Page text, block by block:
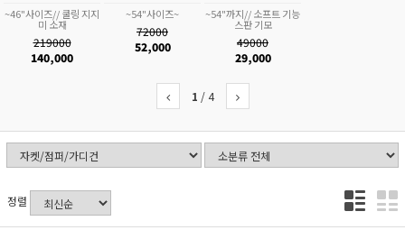
~46"사이즈// 쿨링 지지
미 소재
219000
140,000
~54"사이즈~
72000
52,000
~54"까지// 소프트 기능
스판 기모
49000
29,000
1 /4
정렬